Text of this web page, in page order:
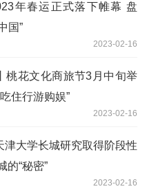
年春运正式落下帷幕 盘
国”
2023-02-16
桃花文化商旅节3月中旬举
住行游购娱”
2023-02-16
津大学长城研究取得阶段性
的“秘密”
2023-02-16